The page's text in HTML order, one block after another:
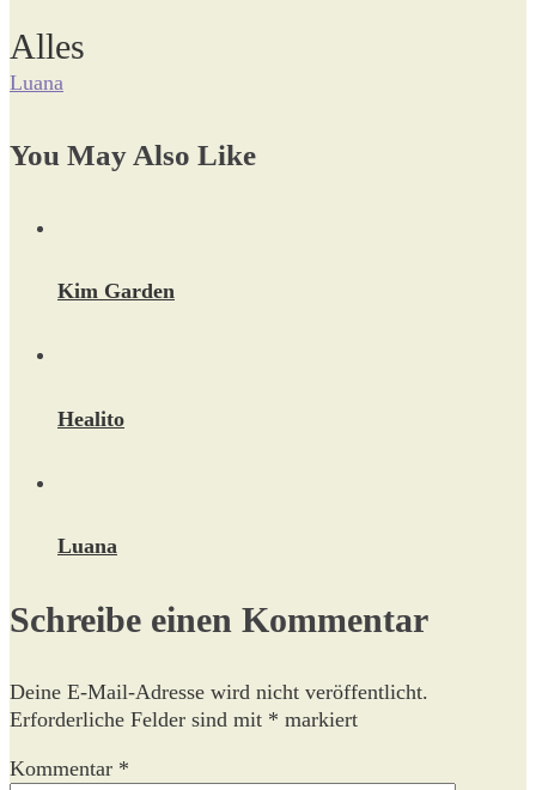
Alles
Beitragsnavigation
Luana
You May Also Like
Kim Garden
Healito
Luana
Schreibe einen Kommentar
Deine E-Mail-Adresse wird nicht veröffentlicht.
Erforderliche Felder sind mit * markiert
Kommentar *